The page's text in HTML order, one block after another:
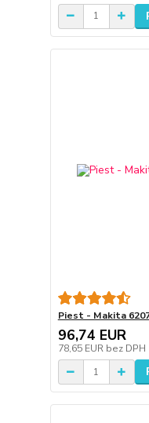
Piest - Makita
96,74 EUR
78,65 EUR bez DPH